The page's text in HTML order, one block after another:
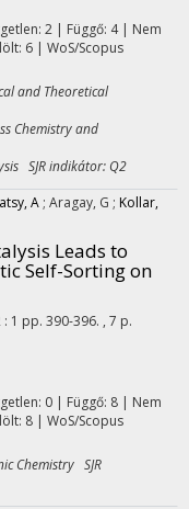
2 | Függő: 4 | Nem
6 | WoS/Scopus
and Theoretical
Chemistry and
SJR indikátor: Q2
A ; Aragay, G ; Kollar,
Leads to
Self-Sorting on
: 1 pp. 390-396. , 7 p.
0 | Függő: 8 | Nem
8 | WoS/Scopus
Chemistry SJR